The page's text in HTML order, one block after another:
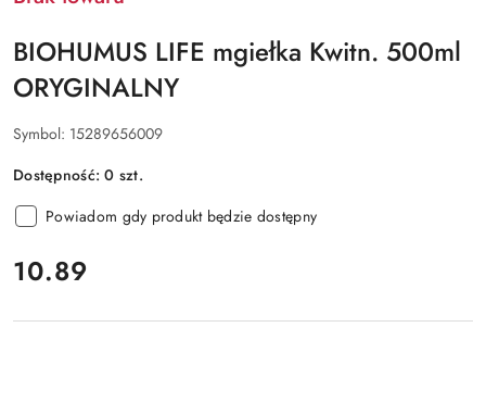
BIOHUMUS LIFE mgiełka Kwitn. 500ml
ORYGINALNY
Symbol: 15289656009
Dostępność:0 szt.
Powiadom gdy produkt będzie dostępny
cena:
10.89